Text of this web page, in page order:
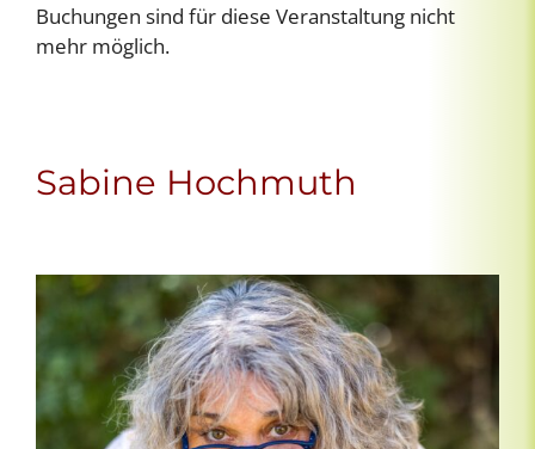
Buchungen sind für diese Veranstaltung nicht
mehr möglich.
Sabine Hochmuth